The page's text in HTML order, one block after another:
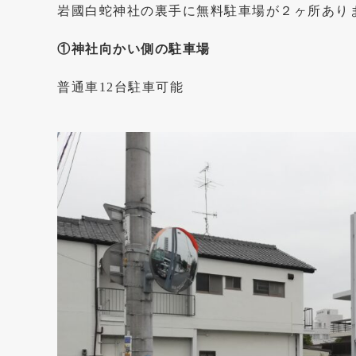
岩國白蛇神社の裏手に無料駐車場が２ヶ所あり
①神社向かい側の駐車場
普通車12台駐車可能